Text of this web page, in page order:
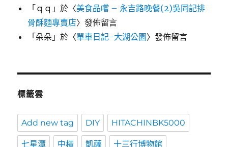
「 ｑｑ 」於〈美食品嚐 – 永吉路晚餐(2)吳同記排
骨酥麵專賣店〉發佈留言
「朵朵 」於〈單車日記-大湖公園〉發佈留言
標籤雲
Add new tag DIY HITACHINBK5000
七星潭 中橫 凱薩 十三行博物館